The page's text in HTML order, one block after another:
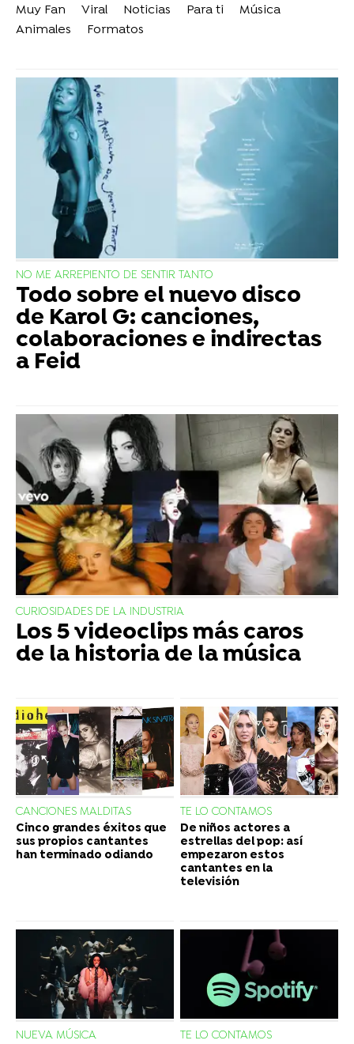
Muy Fan Viral Noticias Para ti
Música
Animales
Formatos
NO ME ARREPIENTO DE SENTIR TANTO
Todo sobre el nuevo disco
de Karol G: canciones,
colaboraciones e indirectas
a Feid
CURIOSIDADES DE LA INDUSTRIA
Los 5 videoclips más caros
de la historia de la música
CANCIONES MALDITAS
Cinco grandes éxitos que
sus propios cantantes
han terminado odiando
TE LO CONTAMOS
De niños actores a
estrellas del pop: así
empezaron estos
cantantes en la
televisión
NUEVA MÚSICA
TE LO CONTAMOS